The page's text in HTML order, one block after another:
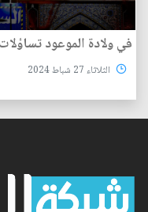
في ولادة الموعود
الثلاثاء 27 شباط 2024